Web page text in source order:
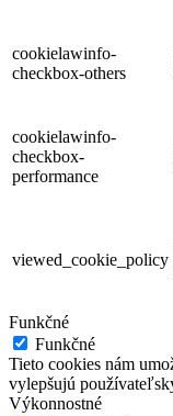
cookielawinfo-
checkbox-others
cookielawinfo-
checkbox-
performance
viewed_cookie_policy
Funkčné
Funkčné
Tieto cookies nám
vylepšujú
Výkonnostné